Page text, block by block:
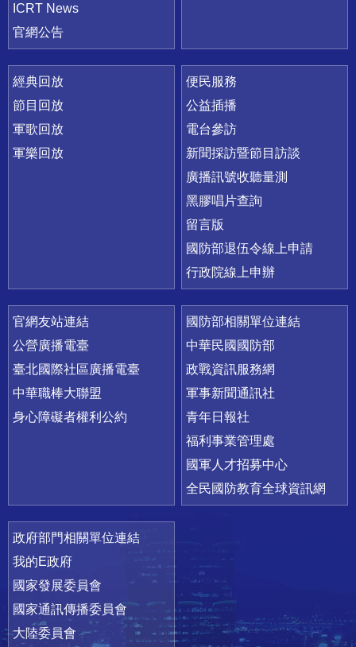
ICRT News
官網公告
經典回放
節目回放
軍歌回放
軍樂回放
便民服務
公益插播
電台參訪
新聞採訪暨節目訪談
廣播訊號收聽量測
黑膠唱片查詢
留言版
國防部退伍令線上申請
行政院線上申辦
官網友站連結
公營廣播電臺
臺北國際社區廣播電臺
中華職棒大聯盟
身心障礙者權利公約
國防部相關單位連結
中華民國國防部
政戰資訊服務網
軍事新聞通訊社
青年日報社
福利事業管理處
國軍人才招募中心
全民國防教育全球資訊網
政府部門相關單位連結
我的E政府
國家發展委員會
國家通訊傳播委員會
大陸委員會